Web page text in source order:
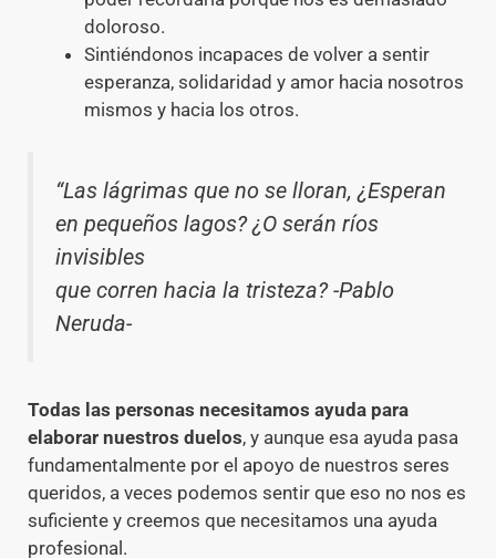
doloroso.
Sintiéndonos incapaces de volver a sentir
esperanza, solidaridad y amor hacia nosotros
mismos y hacia los otros.
“Las lágrimas que no se lloran, ¿Esperan
en pequeños lagos? ¿O serán ríos
invisibles
que corren hacia la tristeza? -Pablo
Neruda-
Todas las personas necesitamos ayuda para
elaborar nuestros duelos, y aunque esa ayuda pasa
fundamentalmente por el apoyo de nuestros seres
queridos, a veces podemos sentir que eso no nos es
suficiente y creemos que necesitamos una ayuda
profesional.